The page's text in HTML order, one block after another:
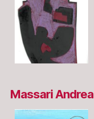
Massari Andrea